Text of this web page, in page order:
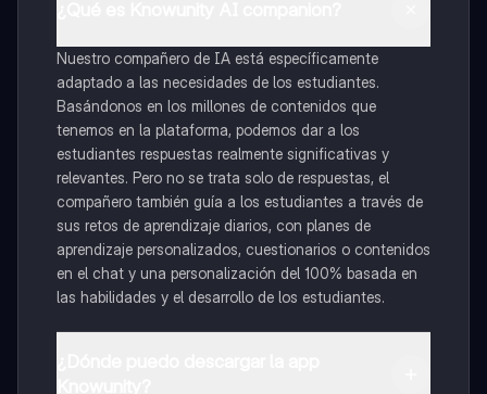
Nuestro compañero de IA está específicamente
adaptado a las necesidades de los estudiantes.
Basándonos en los millones de contenidos que
tenemos en la plataforma, podemos dar a los
estudiantes respuestas realmente significativas y
relevantes. Pero no se trata solo de respuestas, el
compañero también guía a los estudiantes a través de
sus retos de aprendizaje diarios, con planes de
aprendizaje personalizados, cuestionarios o contenidos
en el chat y una personalización del 100% basada en
las habilidades y el desarrollo de los estudiantes.